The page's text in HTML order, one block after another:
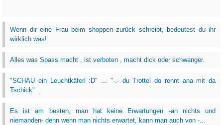
Wenn dir eine Frau beim shoppen zurück schreibt, bedeutest du ihr
wirklich was!
Alles was Spass macht , ist verboten , macht dick oder schwanger.
"SCHAU ein Leuchtkäferl :D" ... "-.- du Trottel do rennt ana mit da
Tschick" ...
Es ist am besten, man hat keine Erwartungen -an nichts und
niemanden- denn wenn man nichts erwartet, kann man auch von -...